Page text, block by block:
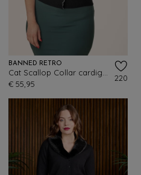
BANNED RETRO
€ 55,95
220